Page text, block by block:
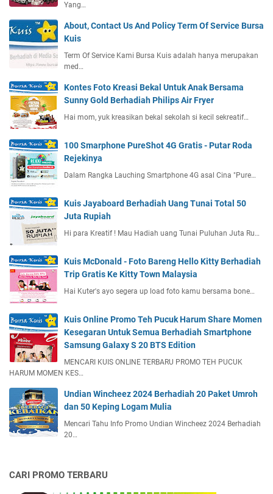
Yang…
About, Contact Us And Policy Term Of Service Bursa
Kuis
Term Of Service Kami Bursa Kuis adalah hanya merupakan
med…
Kontes Foto Kreasi Bekal Untuk Anak Bersama
Sunny Gold Berhadiah Philips Air Fryer
Hai mom, yuk kreasikan bekal sekolah si kecil sekreatif…
100 Smarphone PureShot 4G Gratis - Putar Roda
Rejekinya
Dalam Rangka Lauching Smartphone 4G asal Cina "Pure…
Kuis Jayaboard Berhadiah Uang Tunai Total 50
Juta Rupiah
Hi para Kreatif ! Mau Hadiah uang Tunai Puluhan Juta Ru…
Kuis McDonald - Foto Bareng Hello Kitty Berhadiah
Trip Gratis Ke Kitty Town Malaysia
Hai Kuter's ayo segera up load foto kamu bersama bone…
Kuis Online Promo Teh Pucuk Harum Share Momen
Kesegaran Untuk Semua Berhadiah Smartphone
Samsung Galaxy S 20 BTS Edition
MENCARI KUIS ONLINE TERBARU PROMO TEH PUCUK
HARUM MOMEN KES…
Undian Wincheez 2024 Berhadiah 20 Paket Umroh
dan 50 Keping Logam Mulia
Mencari Tahu Info Promo Undian Wincheez 2024 Berhadiah
20…
CARI PROMO TERBARU